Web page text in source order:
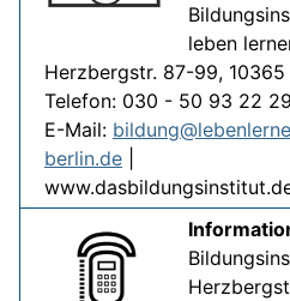
leben
Herzbergstr. 87-99, 10365
Telefon: 030 - 50 93 22
E-Mail:
berlin.de